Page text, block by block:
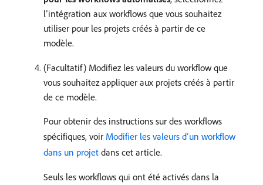
l’intégration aux workflows que vous souhaitez
utiliser pour les projets créés à partir de ce
modèle.
(Facultatif) Modifiez les valeurs du workflow que
vous souhaitez appliquer aux projets créés à partir
de ce modèle.
Pour obtenir des instructions sur des workflows
spécifiques, voir Modifier les valeurs d’un workflow
dans un projet dans cet article.
Seuls les workflows qui ont été activés dans la